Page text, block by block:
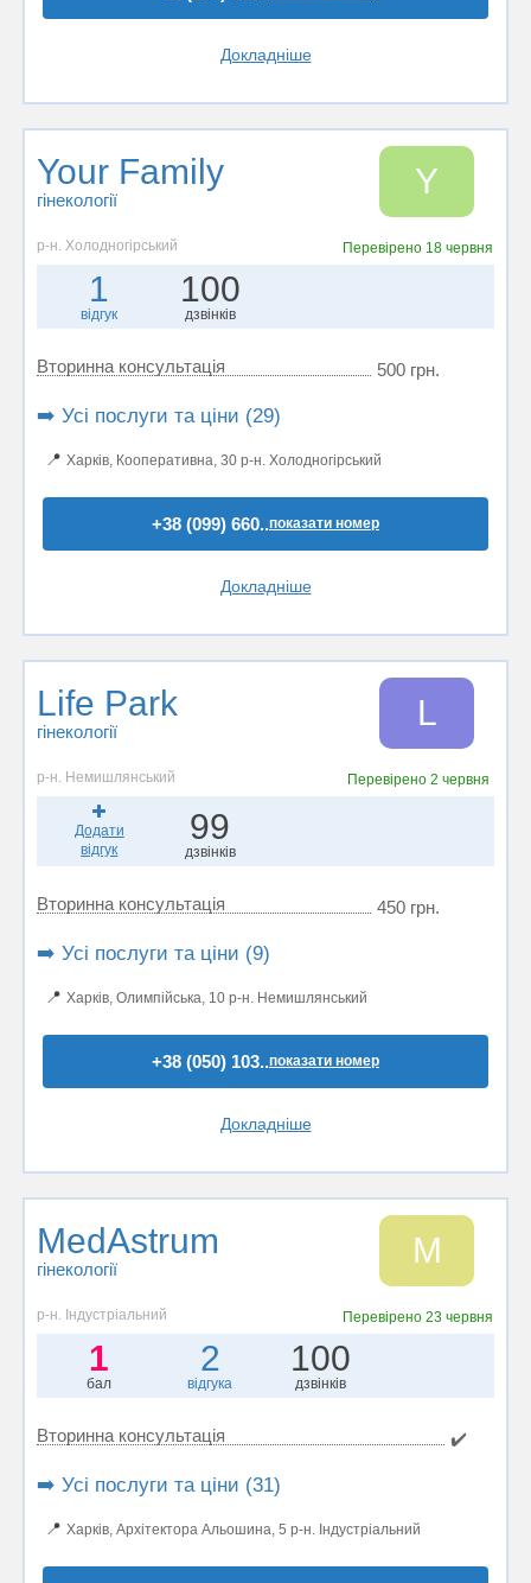
Докладніше
Your Family
гінекології Y
р-н. Холодногірський Перевірено 18 червня
1
відгук
100
дзвінків
Вторинна консультація 500 грн.
➡️ Усі послуги та ціни (29)
📍 Харків, Кооперативна, 30 р-н. Холодногірський
+38 (099) 660..показати номер
Докладніше
Life Park
гінекології L
р-н. Немишлянський Перевірено 2 червня
Додати
відгук
99
дзвінків
Вторинна консультація 450 грн.
➡️ Усі послуги та ціни (9)
📍 Харків, Олимпійська, 10 р-н. Немишлянський
+38 (050) 103..показати номер
Докладніше
MedAstrum
гінекології M
р-н. Індустріальний Перевірено23 червня
1
бал
2
відгука
100
дзвінків
Вторинна консультація ✔️
➡️ Усі послуги та ціни (31)
📍 Харків, Архітектора Альошина, 5 р-н. Індустріальний